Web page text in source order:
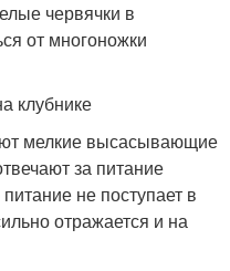
клубнике
мелкие высасывающие
за питание
не поступает в
отражается и на